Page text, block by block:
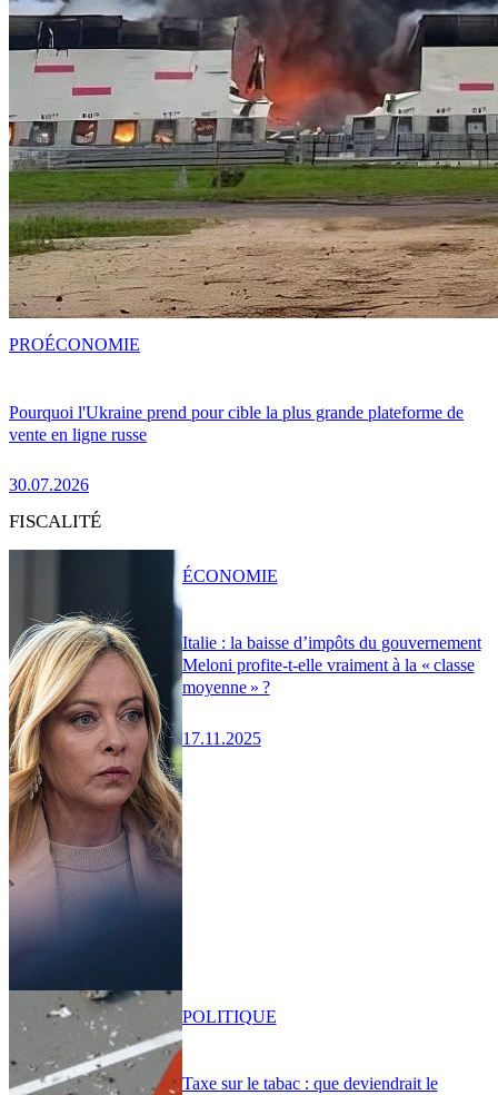
Pourquoi l'Ukraine prend pour cible la plus grande plateforme de
vente en ligne russe
30.07.2026
PROÉCONOMIE
FISCALITÉ
Italie : la baisse d’impôts du gouvernement
Meloni profite-t-elle vraiment à la « classe
moyenne » ?
17.11.2025
ÉCONOMIE
Taxe sur le tabac : que deviendrait le
POLITIQUE